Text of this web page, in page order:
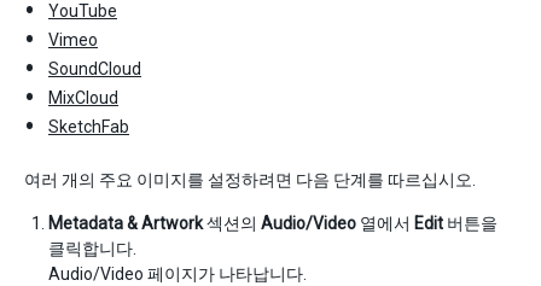
YouTube
Vimeo
SoundCloud
MixCloud
SketchFab
여러 개의 주요 이미지를 설정하려면 다음 단계를 따르십시오.
Metadata & Artwork섹션의 Audio/Video 열에서 Edit 버튼을
클릭합니다.
Audio/Video 페이지가 나타납니다.